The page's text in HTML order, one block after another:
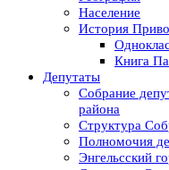
Население
История
Книга
Депутаты
Собрание
района
Структура
Полномочия
Энгельсский